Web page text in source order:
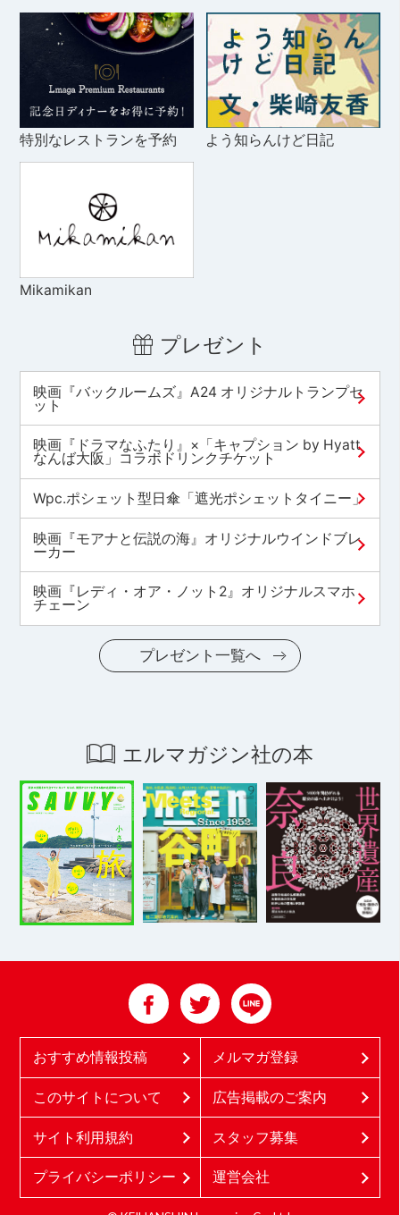
特別なレストランを予約 よう知らんけど日記
Mikamikan
プレゼント
映画『バックルームズ』A24 オリジナルトランプセ
ット
映画『ドラマなふたり』×「キャプション by Hyatt
なんば大阪」コラボドリンクチケット
Wpc.ポシェット型日傘「遮光ポシェットタイニー」
映画『モアナと伝説の海』オリジナルウインドブレ
ーカー
映画『レディ・オア・ノット2』オリジナルスマホ
チェーン
プレゼント一覧へ
エルマガジン社の本
おすすめ情報投稿 メルマガ登録
このサイトについて 広告掲載のご案内
サイト利用規約 スタッフ募集
プライバシーポリシー 運営会社